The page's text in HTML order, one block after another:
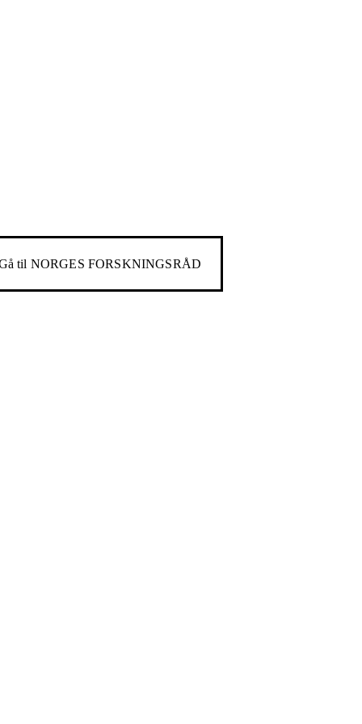
til NORGES FORSKNINGSRÅD